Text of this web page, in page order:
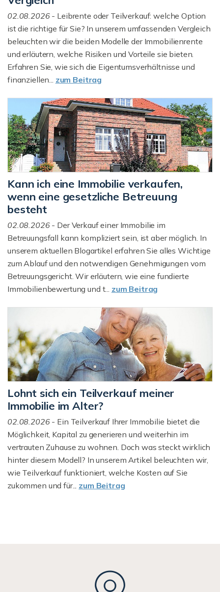
02.08.2026- Leibrente oder Teilverkauf: welche Option
ist die richtige für Sie? In unserem umfassenden Vergleich
beleuchten wir die beiden Modelle der Immobilienrente
und erläutern, welche Risiken und Vorteile sie bieten.
Erfahren Sie, wie sich die Eigentumsverhältnisse und
finanziellen... zum Beitrag
Kann ich eine Immobilie verkaufen,
wenn eine gesetzliche Betreuung
besteht
02.08.2026- Der Verkauf einer Immobilie im
Betreuungsfall kann kompliziert sein, ist aber möglich. In
unserem aktuellen Blogartikel erfahren Sie alles Wichtige
zum Ablauf und den notwendigen Genehmigungen vom
Betreuungsgericht. Wir erläutern, wie eine fundierte
Immobilienbewertung und t... zum Beitrag
Lohnt sich ein Teilverkauf meiner
Immobilie im Alter?
02.08.2026- Ein Teilverkauf Ihrer Immobilie bietet die
Möglichkeit, Kapital zu generieren und weiterhin im
vertrauten Zuhause zu wohnen. Doch was steckt wirklich
hinter diesem Modell? In unserem Artikel beleuchten wir,
wie Teilverkauf funktioniert, welche Kosten auf Sie
zukommen und für... zum Beitrag